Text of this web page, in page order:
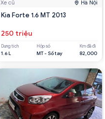
Xe cũ Hà Nội
Kia Forte 1.6 MT 2013
250 triệu
Dung tích
1.6 L
Hộp số
MT - Số tay
Km đã đi
82,000